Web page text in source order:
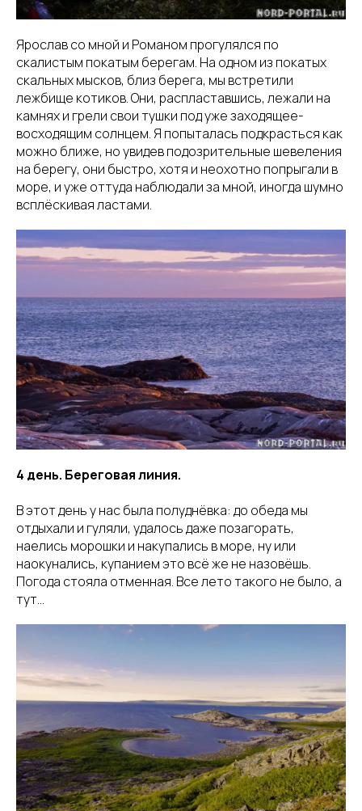
Ярослав со мной и Романом прогулялся по
скалистым покатым берегам. На одном из покатых
скальных мысков, близ берега, мы встретили
лежбище котиков. Они, распластавшись, лежали на
камнях и грели свои тушки под уже заходящее-
восходящим солнцем. Я попыталась подкрасться как
можно ближе, но увидев подозрительные шевеления
на берегу, они быстро, хотя и неохотно попрыгали в
море, и уже оттуда наблюдали за мной, иногда шумно
всплёскивая ластами.
4 день. Береговая линия.
В этот день у нас была полуднёвка: до обеда мы
отдыхали и гуляли, удалось даже позагорать,
наелись морошки и накупались в море, ну или
наокунались, купанием это всё же не назовёшь.
Погода стояла отменная. Все лето такого не было, а
тут…